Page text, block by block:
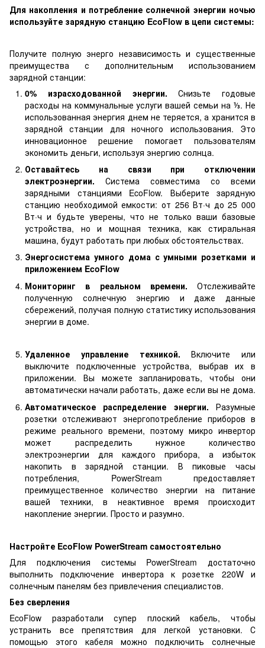
Для накопления и потребление солнечной энергии ночью
используйте зарядную станцию ​​EcoFlow в цепи системы:
Получите полную энерго независимость и существенные
преимущества с дополнительным использованием
зарядной станции:
0% израсходованной энергии. Снизьте годовые
расходы на коммунальные услуги вашей семьи на ⅓. Не
использованная энергия днем ​​не теряется, а хранится в
зарядной станции для ночного использования. Это
инновационное решение помогает пользователям
экономить деньги, используя энергию солнца.
Оставайтесь на связи при отключении
электроэнергии. Система совместима со всеми
зарядными станциями EcoFlow. Выберите зарядную
станцию ​​необходимой емкости: от 256 Вт·ч до 25 000
Вт·ч и будьте уверены, что не только ваши базовые
устройства, но и мощная техника, как стиральная
машина, будут работать при любых обстоятельствах.
Энергосистема умного дома с умными розетками и
приложением EcoFlow
Мониторинг в реальном времени. Отслеживайте
полученную солнечную энергию и даже данные
сбережений, получая полную статистику использования
энергии в доме.
Удаленное управление техникой. Включите или
выключите подключенные устройства, выбрав их в
приложении. Вы можете запланировать, чтобы они
автоматически начали работать, даже если вы не дома.
Автоматическое распределение энергии. Разумные
розетки отслеживают энергопотребление приборов в
режиме реального времени, поэтому микро инвертор
может распределить нужное количество
электроэнергии для каждого прибора, а избыток
накопить в зарядной станции. В пиковые часы
потребления, PowerStream предоставляет
преимущественное количество энергии на питание
вашей техники, в неактивное время происходит
накопление энергии. Просто и разумно.
Настройте EcoFlow PowerStream самостоятельно
Для подключения системы PowerStream достаточно
выполнить подключение инвертора к розетке 220W и
солнечным панелям без привлечения специалистов.
Без сверления
EcoFlow разработали супер плоский кабель, чтобы
устранить все препятствия для легкой установки. С
помощью этого кабеля можно подключить солнечные